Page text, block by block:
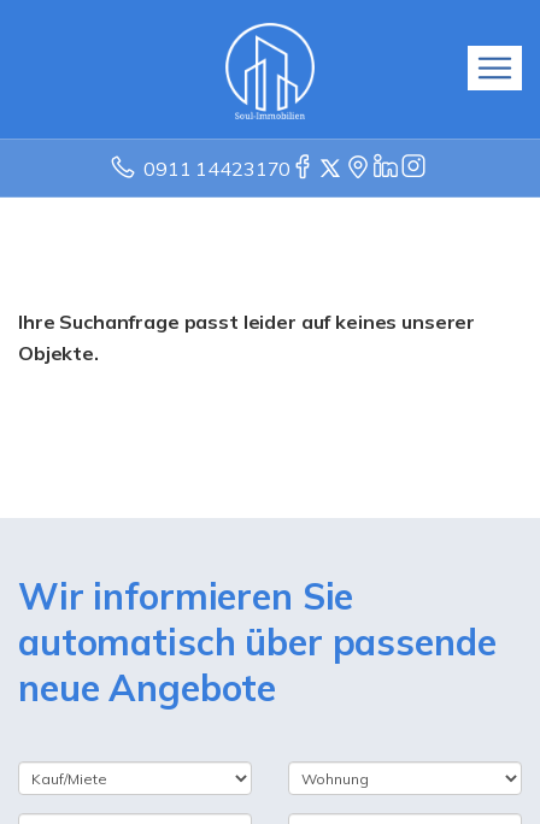
0911 14423170
Ihre Suchanfrage passt leider auf keines unserer
Objekte.
Wir informieren Sie
automatisch über passende
neue Angebote